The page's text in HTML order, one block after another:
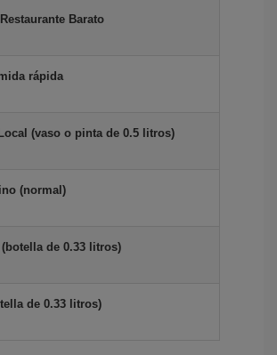
Barato
rápida
(vaso o pinta de 0.5 litros)
(normal)
(botella de 0.33 litros)
de 0.33 litros)